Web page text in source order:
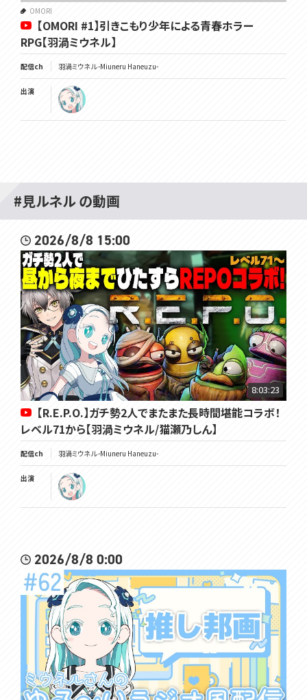
OMORI
【OMORI #1】引きこもり少年による青春ホラー
RPG【羽渦ミウネル】
配信ch 羽渦ミウネル -Miuneru Haneuzu-
出演
#見ルネル の動画
2026/8/8 15:00
8:03:23
【R.E.P.O.】ガチ勢2人でまたまた長時間堪能コラボ！
レベル71から【羽渦ミウネル/猫瀬乃しん】
配信ch 羽渦ミウネル -Miuneru Haneuzu-
出演
2026/8/8 0:00